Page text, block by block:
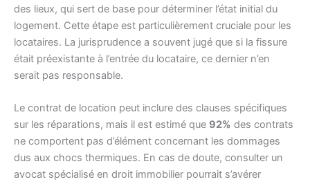
des lieux, qui sert de base pour déterminer l’état initial du
logement. Cette étape est particulièrement cruciale pour les
locataires. La jurisprudence a souvent jugé que si la fissure
était préexistante à l’entrée du locataire, ce dernier n’en
serait pas responsable.
Le contrat de location peut inclure des clauses spécifiques
sur les réparations, mais il est estimé que 92% des contrats
ne comportent pas d’élément concernant les dommages
dus aux chocs thermiques. En cas de doute, consulter un
avocat spécialisé en droit immobilier pourrait s’avérer